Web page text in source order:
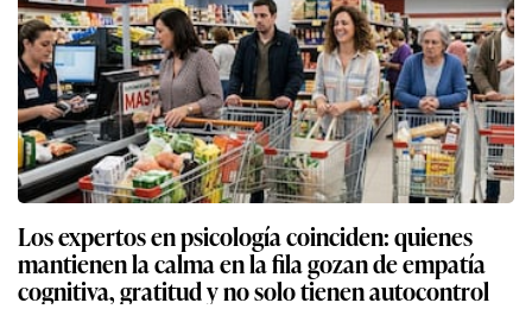
Los expertos en psicología coinciden: quienes
mantienen la calma en la fila gozan de empatía
cognitiva, gratitud y no solo tienen autocontrol